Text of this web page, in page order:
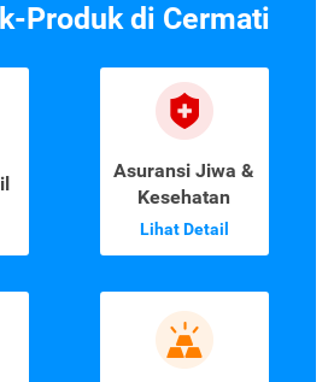
Produk di Cermati
Asuransi Jiwa &
Kesehatan
Lihat Detail